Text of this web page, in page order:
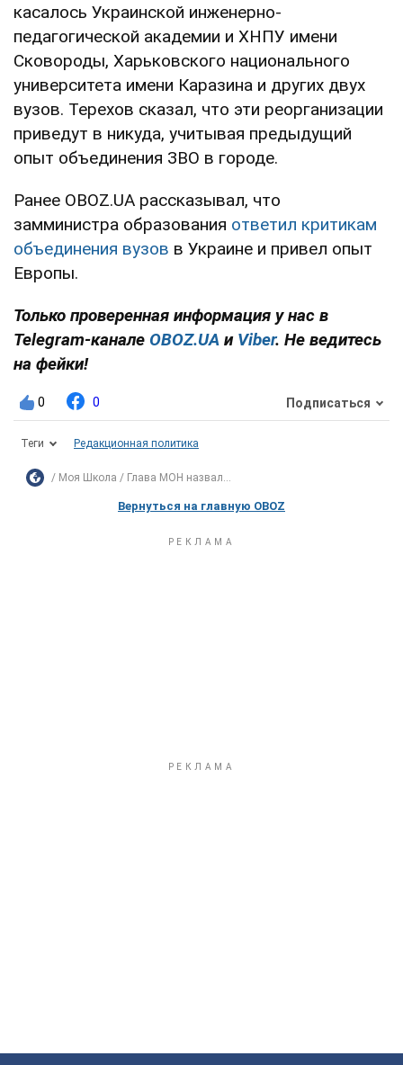
касалось Украинской инженерно-
педагогической академии и ХНПУ имени
Сковороды, Харьковского национального
университета имени Каразина и других двух
вузов. Терехов сказал, что эти реорганизации
приведут в никуда, учитывая предыдущий
опыт объединения ЗВО в городе.
Ранее OBOZ.UA рассказывал, что
замминистра образования ответил критикам
объединения вузов в Украине и привел опыт
Европы.
Только проверенная информация у нас в
Telegram-канале OBOZ.UA и Viber. Не ведитесь
на фейки!
0 0 Подписаться
Теги Редакционная политика
Моя Школа Глава МОН назвал...
Вернуться на главную OBOZ